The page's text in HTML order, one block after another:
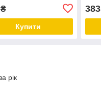
Купити
383
рік